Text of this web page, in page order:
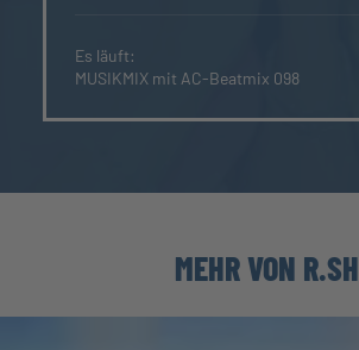
Es läuft:
MUSIKMIX mit AC-Beatmix 098
MEHR VON R.SH